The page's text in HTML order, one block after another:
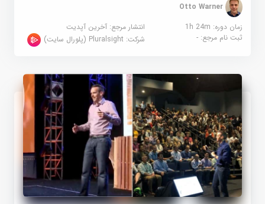
Otto Warner
زمان دوره: 1h 24m
انتشار مرجع:آخرین آپدیت
ثبت نام مرجع:- شرکت:Pluralsight (پلورال سایت)